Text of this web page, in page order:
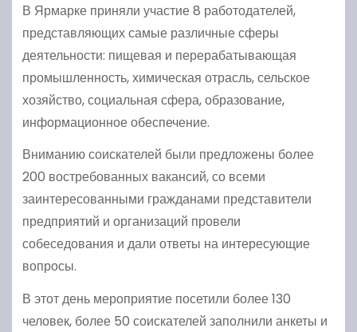
В Ярмарке приняли участие 8 работодателей,
представляющих самые различные сферы
деятельности: пищевая и перерабатывающая
промышленность, химическая отрасль, сельское
хозяйство, социальная сфера, образование,
информационное обеспечение.
Вниманию соискателей были предложены более
200 востребованных вакансий, со всеми
заинтересованными гражданами представители
предприятий и организаций провели
собеседования и дали ответы на интересующие
вопросы.
В этот день мероприятие посетили более 130
человек, более 50 соискателей заполнили анкеты и